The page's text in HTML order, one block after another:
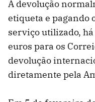
A devolução
etiqueta e pagando
serviço utilizado,
euros para os
devolução
diretamente pela